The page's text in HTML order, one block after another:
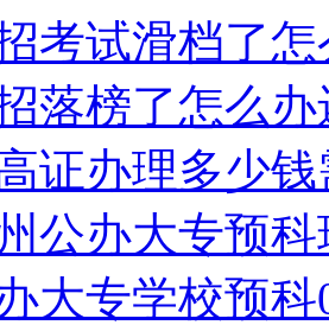
考试滑档了
落榜了怎么
证办理多少
公办大专预
大专学校预